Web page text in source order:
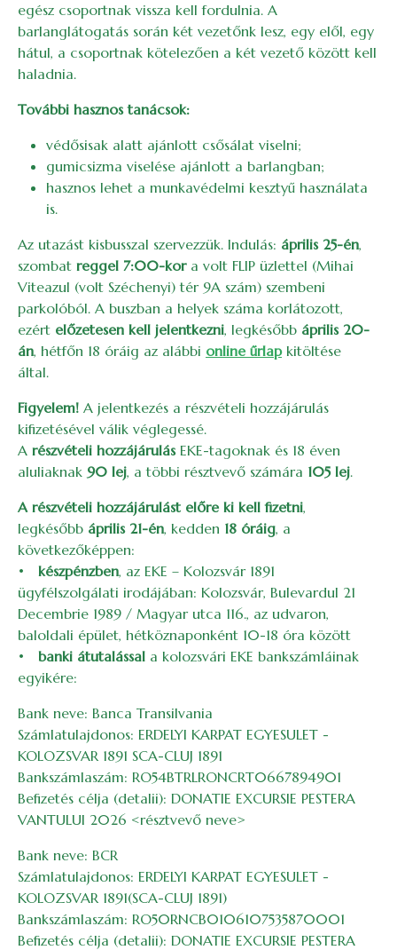
egész csoportnak vissza kell fordulnia. A
barlanglátogatás során két vezetőnk lesz, egy elől, egy
hátul, a csoportnak kötelezően a két vezető között kell
haladnia.
További hasznos tanácsok:
védősisak alatt ajánlott csősálat viselni;
gumicsizma viselése ajánlott a barlangban;
hasznos lehet a munkavédelmi kesztyű használata
is.
Az utazást kisbusszal szervezzük. Indulás: április 25-én,
szombat reggel 7:00-kora volt FLIP üzlettel (Mihai
Viteazul (volt Széchenyi) tér 9A szám) szembeni
parkolóból. A buszban a helyek száma korlátozott,
ezért előzetesen kell jelentkezni, legkésőbb április 20-
án, hétfőn 18 óráig az alábbi online űrlapkitöltése
által.
Figyelem! A jelentkezés a részvételi hozzájárulás
kifizetésével válik véglegessé.
A részvételi hozzájárulás EKE-tagoknak és 18 éven
aluliaknak 90 lej, a többi résztvevő számára 105 lej.
A részvételi hozzájárulást előre ki kell fizetni,
legkésőbb április 21-én, kedden 18 óráig, a
következőképpen:
• készpénzben, az EKE – Kolozsvár 1891
ügyfélszolgálati irodájában: Kolozsvár, Bulevardul 21
Decembrie 1989 / Magyar utca 116., az udvaron,
baloldali épület, hétköznaponként 10-18 óra között
• banki átutalással a kolozsvári EKE bankszámláinak
egyikére:
Bank neve: Banca Transilvania
Számlatulajdonos: ERDELYI KARPAT EGYESULET -
KOLOZSVAR 1891 SCA-CLUJ 1891
Bankszámlaszám: RO54BTRLRONCRT0667894901
Befizetés célja (detalii): DONATIE EXCURSIE PESTERA
VANTULUI 2026 <résztvevő neve>
Bank neve: BCR
Számlatulajdonos: ERDELYI KARPAT EGYESULET -
KOLOZSVAR 1891(SCA-CLUJ 1891)
Bankszámlaszám: RO50RNCB0106107535870001
Befizetés célja (detalii): DONATIE EXCURSIE PESTERA